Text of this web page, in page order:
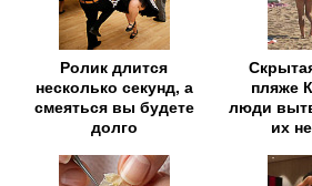
Ролик длится
несколько секунд, а
смеяться вы будете
долго
пляже
люди
их